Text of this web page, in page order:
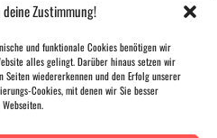
Zustimmung!
und funktionale Cookies benötigen wir
alles gelingt. Darüber hinaus setzen wir
wiedererkennen und den Erfolg unserer
Cookies, mit denen wir Sie besser